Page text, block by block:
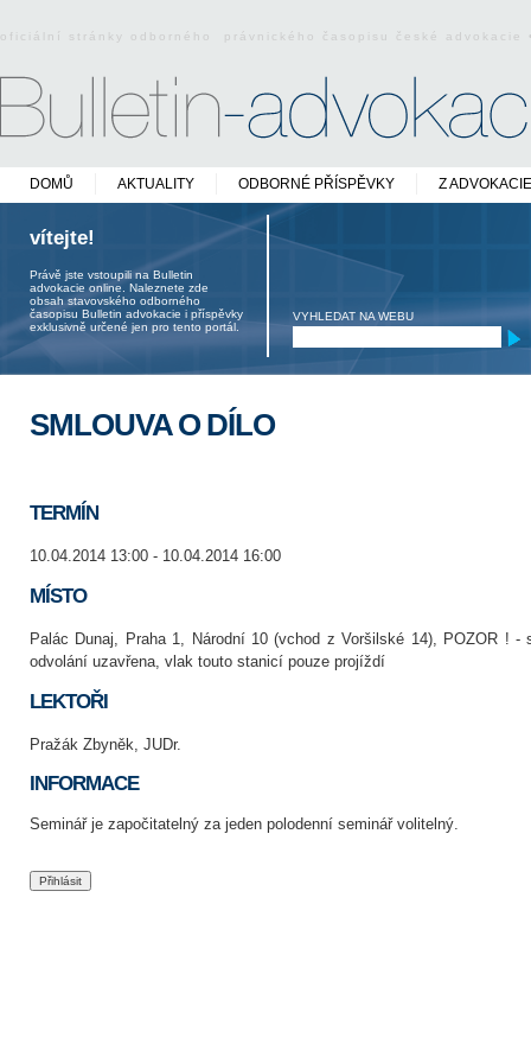
oficiální stránky odborného právnického časopisu české
DOMŮ AKTUALITY ODBORNÉ PŘÍSPĚVKY Z ADVOKACIE
vítejte!
Právě jste vstoupili na Bulletin
advokacie online. Naleznete zde
obsah stavovského odborného
časopisu Bulletin advokacie i příspěvky
exklusivně určené jen pro tento portál.
VYHLEDAT NA WEBU
SMLOUVA O DÍLO
TERMÍN
10.04.2014 13:00 - 10.04.2014 16:00
MÍSTO
Palác Dunaj, Praha 1, Národní 10 (vchod z Voršilské 14), POZOR ! -
odvolání uzavřena, vlak touto stanicí pouze projíždí
LEKTOŘI
Pražák Zbyněk, JUDr.
INFORMACE
Seminář je započitatelný za jeden polodenní seminář volitelný.